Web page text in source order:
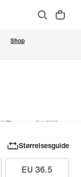
Shop
Størrelsesguide
EU 36.5